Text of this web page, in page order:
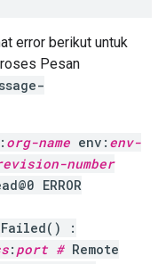
error berikut untuk
Pesan
org-name env: env-
number
ERROR
:
: port #Remote